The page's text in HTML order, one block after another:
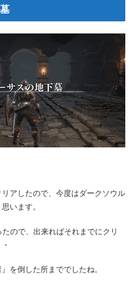
アしたので、今度はダークソウル
います。
ので、出来ればそれまでにクリ
を倒した所まででしたね。